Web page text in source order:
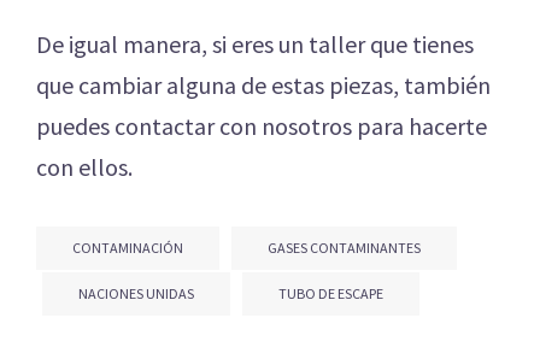
De igual manera, si eres un taller que tienes
que cambiar alguna de estas piezas, también
puedes contactar con nosotros para hacerte
con ellos.
CONTAMINACIÓN GASES CONTAMINANTES
NACIONES UNIDAS TUBO DE ESCAPE